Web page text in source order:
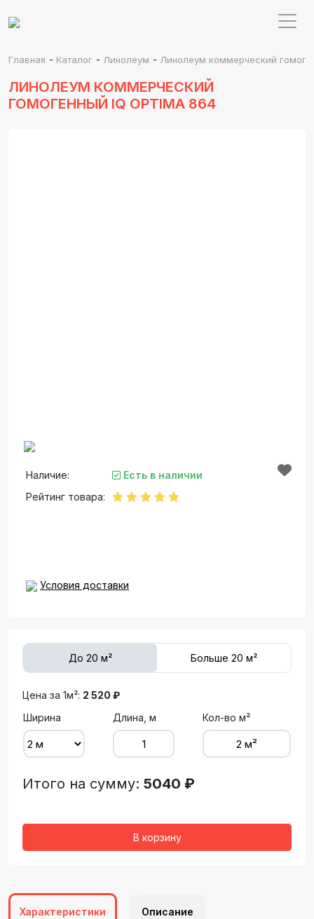
Главная - Каталог - Линолеум - Линолеум коммерческий
ЛИНОЛЕУМ КОММЕРЧЕСКИЙ
ГОМОГЕННЫЙ IQ OPTIMA 864
Наличие:
Есть в наличии
Рейтинг товара:
Условия доставки
До 20 м² Больше 20 м²
Цена за 1м²: 2 520 ₽
Ширина
Длина, м Кол-во м²
Итого на сумму: 5040 ₽
В корзину
Характеристики Описание